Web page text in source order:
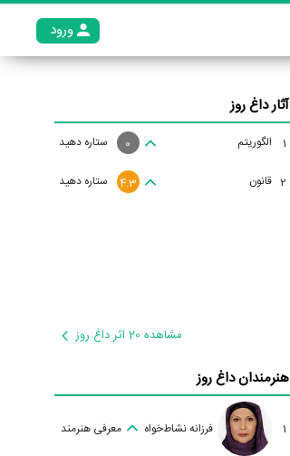
ورود
آثار داغ روز
1 الگوریتم ستاره دهید 0
2 قانون ستاره دهید 4.3
مشاهده 20 اثر داغ روز
هنرمندان داغ روز
1 فرزانه نشاط‌خواه معرفی هنرمند